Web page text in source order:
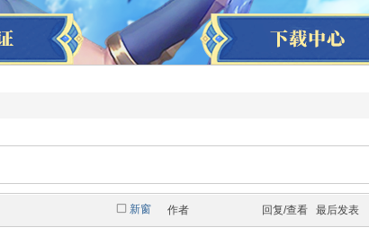
新窗 作者 回复/查看 最后发表